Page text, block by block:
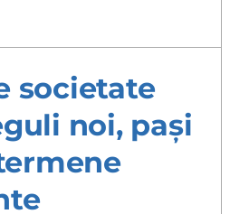
societate
noi, pași